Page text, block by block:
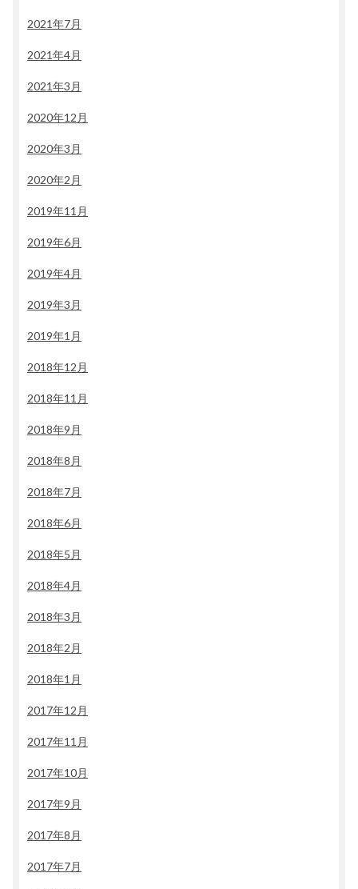
2021年7月
2021年4月
2021年3月
2020年12月
2020年3月
2020年2月
2019年11月
2019年6月
2019年4月
2019年3月
2019年1月
2018年12月
2018年11月
2018年9月
2018年8月
2018年7月
2018年6月
2018年5月
2018年4月
2018年3月
2018年2月
2018年1月
2017年12月
2017年11月
2017年10月
2017年9月
2017年8月
2017年7月